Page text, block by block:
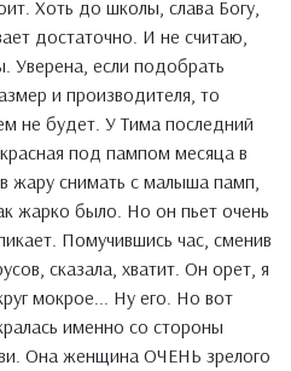
Хоть до школы, слава Богу,
достаточно. И не считаю,
Уверена, если подобрать
и производителя, то
не будет. У Тима последний
под пампом месяца в
жару снимать с малыша памп,
жарко было. Но он пьет очень
Помучившись час, сменив
сказала, хватит. Он орет, я
мокрое... Ну его. Но вот
именно со стороны
Она женщина ОЧЕНЬ зрелого